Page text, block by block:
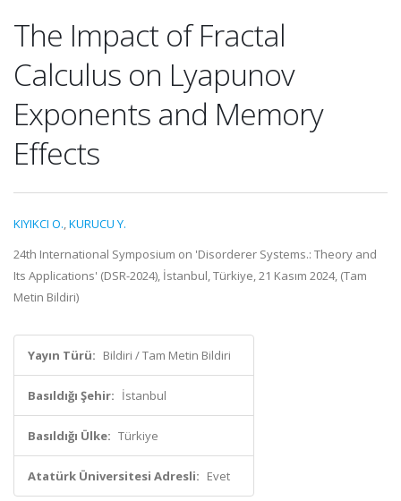
The Impact of Fractal
Calculus on Lyapunov
Exponents and Memory
Effects
KIYIKCI O.,KURUCU Y.
24th International Symposium on 'Disorderer Systems.: Theory and
Its Applications' (DSR-2024), İstanbul, Türkiye, 21 Kasım 2024, (Tam
Metin Bildiri)
Yayın Türü: Bildiri / Tam Metin Bildiri
Basıldığı Şehir: İstanbul
Basıldığı Ülke: Türkiye
Atatürk Üniversitesi Adresli: Evet